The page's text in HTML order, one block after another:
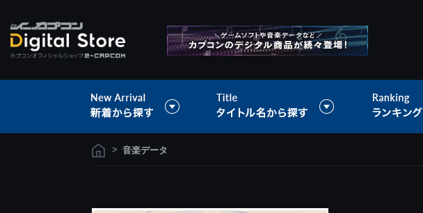
> 音楽データ